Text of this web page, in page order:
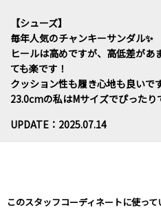
【シューズ】
毎年人気のチャンキーサンダル✨
ヒールは高めですが、高低差があ
ても楽です！
クッション性も履き心地も良いで
23.0cmの私はMサイズでぴったり
UPDATE：2025.07.14
このスタッフコーディネートに使っ